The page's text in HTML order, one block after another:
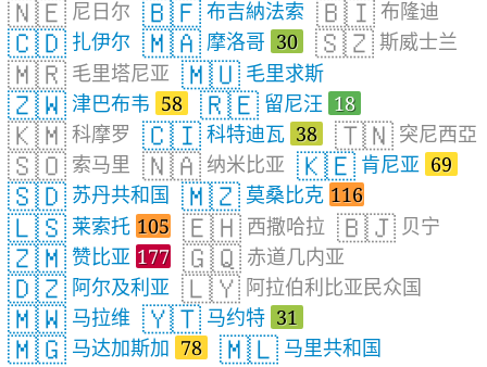
🇳🇪 尼日尔 🇧🇫 布吉納法索 🇧🇮 布隆迪
🇨🇩 扎伊尔 🇲🇦 摩洛哥 30 🇸🇿 斯威士兰
🇲🇷 毛里塔尼亚 🇲🇺 毛里求斯
🇿🇼 津巴布韦 58 🇷🇪 留尼汪 18
🇰🇲 科摩罗 🇨🇮 科特迪瓦 38 🇹🇳 突尼西亞
🇸🇴 索马里 🇳🇦 纳米比亚 🇰🇪 肯尼亚 69
🇸🇩 苏丹共和国 🇲🇿 莫桑比克 116
🇱🇸 莱索托 105 🇪🇭 西撒哈拉 🇧🇯 贝宁
🇿🇲 赞比亚 177 🇬🇶 赤道几内亚
🇩🇿 阿尔及利亚 🇱🇾 阿拉伯利比亚民众国
🇲🇼 马拉维 🇾🇹 马约特 31
🇲🇬 马达加斯加 78 🇲🇱 马里共和国